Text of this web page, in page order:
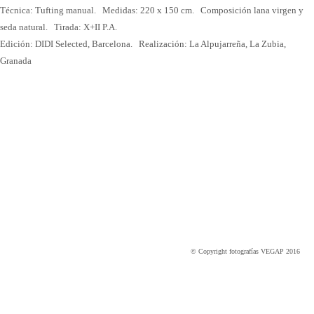
Técnica: Tufting manual. Medidas: 220 x 150 cm. Composición lana virgen y
seda natural. Tirada: X+II P.A.
Edición: DIDI Selected, Barcelona. Realización: La Alpujarreña, La Zubia,
Granada
© Copyright fotografías VEGAP 2016